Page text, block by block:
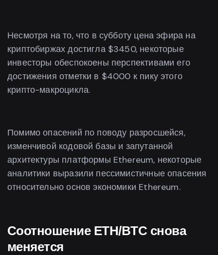
Несмотря на то, что в субботу цена эфира на
криптобиржах достигла $3450, некоторые
инвесторы обеспокоены перспективами его
достижения отметки в $4000 к пику этого
крипто-макроцикла.
Помимо опасений по поводу разросшейся,
изменчивой кодовой базы и запутанной
архитектуры платформы Ethereum, некоторые
аналитики выразили пессимистичные опасения
относительно основ экономики Ethereum.
Соотношение ETH/BTC снова
меняется